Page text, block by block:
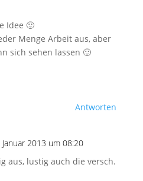
Idee 🙂
Menge Arbeit aus, aber
sich sehen lassen 🙂
Antworten
2013 um 08:20
aus, lustig auch die versch.